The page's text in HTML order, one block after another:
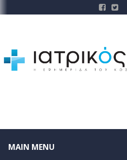
MAIN MENU